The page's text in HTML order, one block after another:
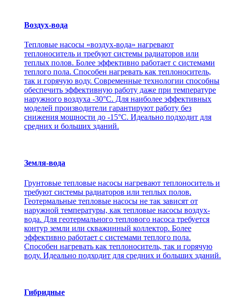
Воздух-вода
Тепловые насосы «воздух-вода» нагревают
теплоноситель и требуют системы радиаторов или
теплых полов. Более эффективно работает с системами
теплого пола. Способен нагревать как теплоноситель,
так и горячую воду. Современные технологии способны
обеспечить эффективную работу даже при температуре
наружного воздуха -30°С. Для наиболее эффективных
моделей производители гарантируют работу без
снижения мощности до -15°C. Идеально подходит для
средних и больших зданий.
Земля-вода
Грунтовые тепловые насосы нагревают теплоноситель и
требуют системы радиаторов или теплых полов.
Геотермальные тепловые насосы не так зависят от
наружной температуры, как тепловые насосы воздух-
вода. Для геотермального теплового насоса требуется
контур земли или скважинный коллектор. Более
эффективно работает с системами теплого пола.
Способен нагревать как теплоноситель, так и горячую
воду. Идеально подходит для средних и больших зданий.
Гибридные